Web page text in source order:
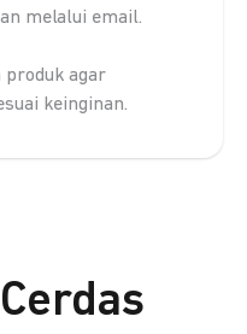
melalui email.
produk agar
keinginan.